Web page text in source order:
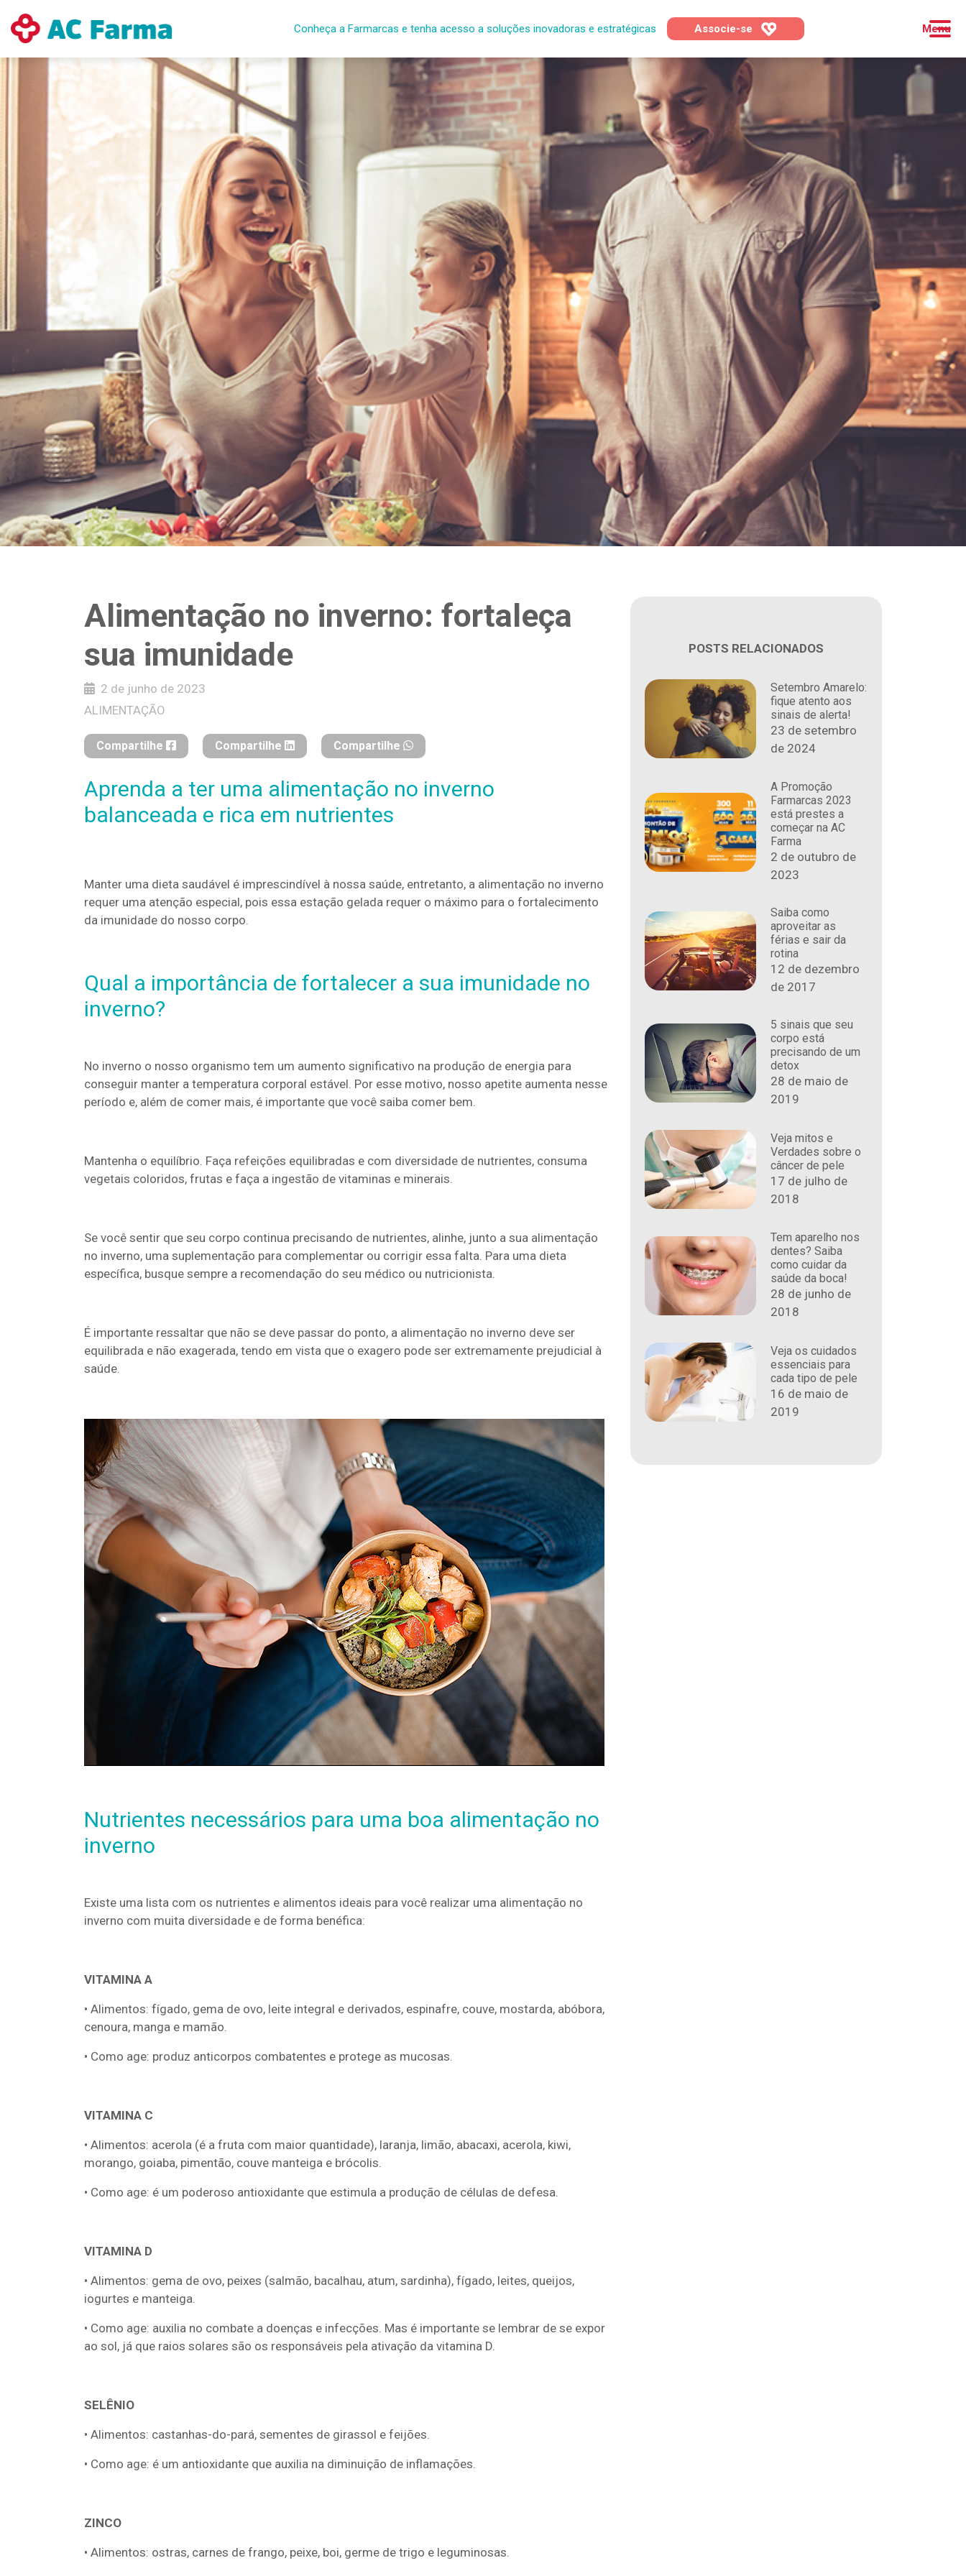
Conheça a Farmarcas e tenha acesso a soluções inovadoras e estratégicas Associe-se
Alimentação no inverno: fortaleça
sua imunidade
2 de junho de 2023
ALIMENTAÇÃO
Compartilhe Compartilhe Compartilhe
Aprenda a ter uma alimentação no inverno
balanceada e rica em nutrientes
Manter uma dieta saudável é imprescindível à nossa saúde, entretanto, a alimentação no inverno
requer uma atenção especial, pois essa estação gelada requer o máximo para o fortalecimento
da imunidade do nosso corpo.
Qual a importância de fortalecer a sua imunidade no
inverno?
No inverno o nosso organismo tem um aumento significativo na produção de energia para
conseguir manter a temperatura corporal estável. Por esse motivo, nosso apetite aumenta nesse
período e, além de comer mais, é importante que você saiba comer bem.
Mantenha o equilíbrio. Faça refeições equilibradas e com diversidade de nutrientes, consuma
vegetais coloridos, frutas e faça a ingestão de vitaminas e minerais.
Se você sentir que seu corpo continua precisando de nutrientes, alinhe, junto a sua alimentação
no inverno, uma suplementação para complementar ou corrigir essa falta. Para uma dieta
específica, busque sempre a recomendação do seu médico ou nutricionista.
É importante ressaltar que não se deve passar do ponto, a alimentação no inverno deve ser
equilibrada e não exagerada, tendo em vista que o exagero pode ser extremamente prejudicial à
saúde.
Nutrientes necessários para uma boa alimentação no
inverno
Existe uma lista com os nutrientes e alimentos ideais para você realizar uma alimentação no
inverno com muita diversidade e de forma benéfica:
VITAMINA A
• Alimentos: fígado, gema de ovo, leite integral e derivados, espinafre, couve, mostarda, abóbora,
cenoura, manga e mamão.
• Como age: produz anticorpos combatentes e protege as mucosas.
VITAMINA C
• Alimentos: acerola (é a fruta com maior quantidade), laranja, limão, abacaxi, acerola, kiwi,
morango, goiaba, pimentão, couve manteiga e brócolis.
• Como age: é um poderoso antioxidante que estimula a produção de células de defesa.
VITAMINA D
• Alimentos: gema de ovo, peixes (salmão, bacalhau, atum, sardinha), fígado, leites, queijos,
iogurtes e manteiga.
• Como age: auxilia no combate a doenças e infecções. Mas é importante se lembrar de se expor
ao sol, já que raios solares são os responsáveis pela ativação da vitamina D.
SELÊNIO
• Alimentos: castanhas-do-pará, sementes de girassol e feijões.
• Como age: é um antioxidante que auxilia na diminuição de inflamações.
ZINCO
• Alimentos: ostras, carnes de frango, peixe, boi, germe de trigo e leguminosas.
POSTS RELACIONADOS
Setembro Amarelo:
fique atento aos
sinais de alerta!
23 de setembro
de 2024
A Promoção
Farmarcas 2023
está prestes a
começar na AC
Farma
2 de outubro de
2023
Saiba como
aproveitar as
férias e sair da
rotina
12 de dezembro
de 2017
5 sinais que seu
corpo está
precisando de um
detox
28 de maio de
2019
Veja mitos e
Verdades sobre o
câncer de pele
17 de julho de
2018
Tem aparelho nos
dentes? Saiba
como cuidar da
saúde da boca!
28 de junho de
2018
Veja os cuidados
essenciais para
cada tipo de pele
16 de maio de
2019